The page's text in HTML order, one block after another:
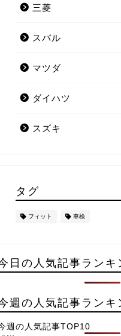
三菱
スバル
マツダ
ダイハツ
スズキ
タグ
フィット 車検
日の人気記事ラン
週の人気記事ラン
週の人気記事TOP10